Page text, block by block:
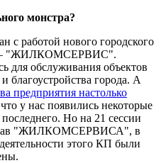
монстра?
с работой нового городского
– "ЖИЛКОМСЕРВИС".
для обслуживания объектов
благоустройства города. А
предприятия настолько
у нас появились некоторые
Но на 21 сессии
"ЖИЛКОМСЕРВИСА", в
этого КП были